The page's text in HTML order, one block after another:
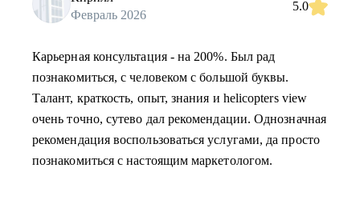
Февраль 2026
5.0
Карьерная консультация - на 200%. Был рад
познакомиться, с человеком с большой буквы.
Талант, краткость, опыт, знания и helicopters view
очень точно, сутево дал рекомендации. Однозначная
рекомендация воспользоваться услугами, да просто
познакомиться с настоящим маркетологом.